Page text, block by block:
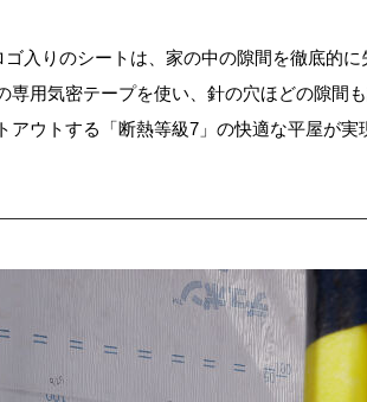
入りのシートは、家の中の隙間を徹底的に
用気密テープを使い、針の穴ほどの隙間
ウトする「断熱等級7」の快適な平屋が実